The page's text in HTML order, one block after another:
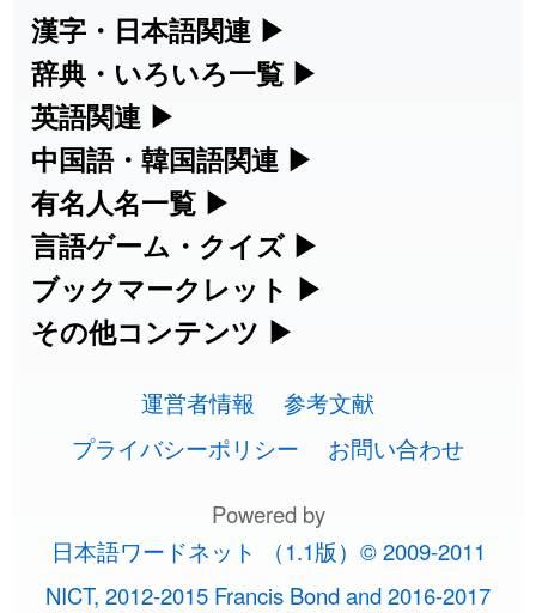
2026-08-06 「 」のイメージを追加しました
2026-08-06 「 元旦」のイメージを追加しました
2026-08-06 「
2026-08-06
2026-08-06 胆石」のイメージを追加しました
2026-08-06 「下取」のイメージを追加しました
2026-08-06 「無性 」のイメージを追加しました
2026-08-06 「黃」のイメージを追加しました
2026-08-06 「 」のイメージを追加しました User feedback
」のイメージを追加しました
漢字・日本語関連 ▶
漢字の読み方検索、手書き入力、書き順
練習など、日本語学習に役立つツールを
集めています。
人名漢字辞典 - 読み方検索
手書き漢字入力
漢字の書き方・書き順 書き取り練習
ひらがなの書き方・書き順
カタカナの書き方・書き順
スラングの意味・語源・例文・英語・
辞典・いろいろ一覧 ▶
部首・画数別の漢字一覧、熟語辞典、地
名・駅名検索など、各種リファレンスツ
ールです。
部首画数別漢字一覧
常用漢字一覧
画数別なまえ漢字一覧
名前イメージイラスト一覧
イメージ・印象から漢字や熟語を探す
英語関連 ▶
カタカナ語・略語の意味検索、発音記
号、リスニング練習など英語学習ツール
です。
カタカナ語の意味・発音・類語辞典
英語の発音記号一覧
英単語リスニングテスト
英語の意味・発音の違い
中国語・韓国語関連 ▶
中国語のピンイン変換、韓国語の手書き
入力など、アジア言語学習ツールです。
手書き中国語入力 変換ツール
韓国語手書き入力
外国語翻訳ツール
有名人名一覧 ▶
海外セレブやスポーツ選手の名前の読み
方・発音を確認できます。
海外有名人の苗字・名前一覧と発音
プレミアリーグ選手名一覧
WEリーグ選手名一覧
東京オリンピック選手名一覧
言語ゲーム・クイズ ▶
四字熟語パズルや漢字クイズなど、楽し
みながら学べるゲームです。
有名人名前読みクイズ（毎日更新）
四字熟語デイリー穴埋めクイズ（毎日
更新）
ブックマークレット ▶
ブラウザに登録して、どのサイトからで
す。
漢字読み方検索ブックマークレット
英語・カタカナ語意味検索ブックマー
クレット
その他コンテンツ ▶
その他の便利ツールです。
絵文字の意味と使い方
トレンドワード・イメージギャラリ
ー
運営者情報
参考文献
プライバシーポリシー
お問い合わせ
Powered by
日本語ワードネット （1.1版）© 2009-2011
NICT, 2012-2015 Francis Bond and 2016-2017